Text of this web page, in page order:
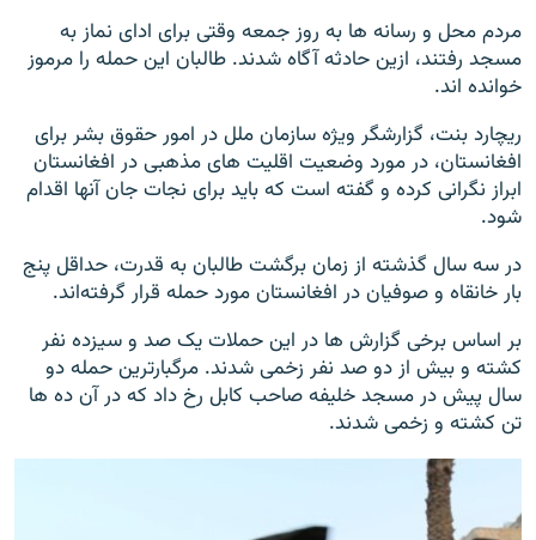
مردم محل و رسانه ها به روز جمعه وقتی برای ادای نماز به
مسجد رفتند، ازین حادثه آگاه شدند. طالبان این حمله را مرموز
خوانده اند.
ریچارد بنت، گزارشگر ویژه سازمان ملل در امور حقوق بشر برای
افغانستان، در مورد وضعیت اقلیت های مذهبی در افغانستان
ابراز نگرانی کرده و گفته است که باید برای نجات جان آنها اقدام
شود.
در سه سال گذشته از زمان برگشت طالبان به قدرت، حداقل پنج
بار خانقاه و صوفیان در افغانستان مورد حمله قرار گرفته‌اند.
بر اساس برخی گزارش ها در این حملات یک صد و سیزده نفر
کشته و بیش از دو صد نفر زخمی شدند. مرگبارترین حمله دو
سال پیش در مسجد خلیفه صاحب کابل رخ داد که در آن ده ها
تن کشته و زخمی شدند.